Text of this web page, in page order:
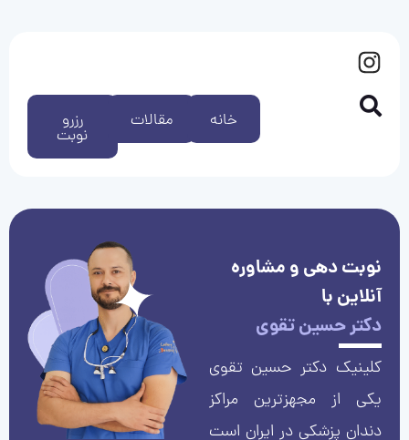
رزرو
نوبت
مقالات خانه
نوبت دهی و مشاوره
آنلاین با
دکتر حسین تقوی
کلینیک دکتر حسین تقوی
یکی از مجهزترین مراکز
دندان پزشکی در ایران است